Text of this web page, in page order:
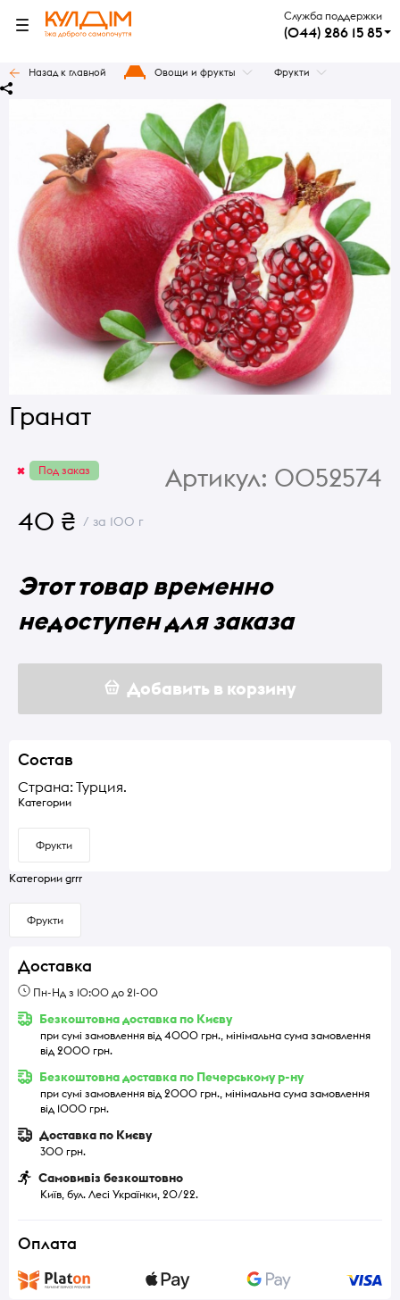
Служба поддержки
(044) 286 15 85
Назад к главной Овощи и фрукты Фрукти
Гранат
Под заказ Артикул: 0052574
40 ₴ / за 100 г
Этот товар временно
недоступен для заказа
Добавить в корзину
Состав
Страна: Турция.
Категории
Фрукти
Категории grrr
Фрукти
Доставка
Пн-Нд з 10:00 до 21-00
Безкоштовна доставка по Києву
при сумі замовлення від 4000 грн., мінімальна сума замовлення
від 2000 грн.
Безкоштовна доставка по Печерському р-ну
при сумі замовлення від 2000 грн., мінімальна сума замовлення
від 1000 грн.
Доставка по Києву
300 грн.
Самовивіз безкоштовно
Київ, бул. Лесі Українки, 20/22.
Оплата